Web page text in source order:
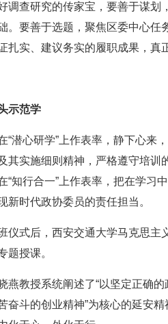
调查研究的传家宝，要善于谋
。要善于选题，聚焦区委中心
扎实、建议务实的履职成果，真
示范学
“潜心研学”上作表率，静下心来
其实施细则精神，严格遵守培训
“知行合一”上作表率，把在学习
新时代政协委员的责任担当。
仪式后，西安交通大学马克思主
题授课。
燕教授系统阐述了“以坚定正确
奋斗的创业精神”为核心的延安